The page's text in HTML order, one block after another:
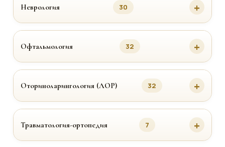
Неврология 30
Офтальмология 32
Оториноларингология (ЛОР) 32
Травматология-ортопедия 7